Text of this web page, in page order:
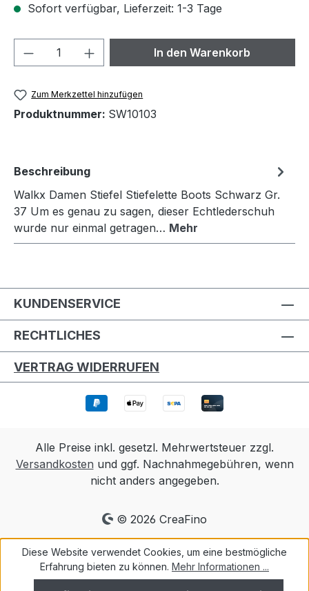
Sofort verfügbar, Lieferzeit: 1-3 Tage
Produkt Anzahl: Gib denIn den Warenkorb
Zum Merkzettel hinzufügen
Produktnummer: SW10103
Beschreibung
Walkx Damen Stiefel Stiefelette Boots Schwarz Gr.
37 Um es genau zu sagen, dieser Echtlederschuh
wurde nur einmal getragen… Mehr
KUNDENSERVICE
RECHTLICHES
VERTRAG WIDERRUFEN
Alle Preise inkl. gesetzl. Mehrwertsteuer zzgl.
Versandkosten und ggf. Nachnahmegebühren, wenn
nicht anders angegeben.
© 2026 CreaFino
Diese Website verwendet Cookies, um eine bestmögliche
Erfahrung bieten zu können. Mehr Informationen ...